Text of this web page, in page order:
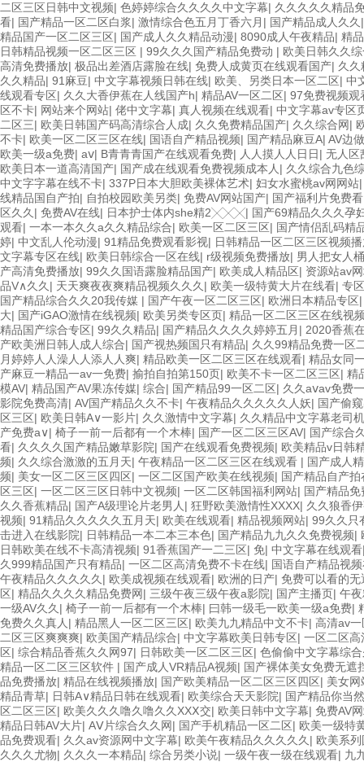
二区三区日韩中文视频| 色婷婷综合久久久久中文字幕| 久久久久久精品
看| 国产精品一区二区白浆| 激情综合色五月丁香六月 | 国产精品成人久久
精品国产一区二区三区| 国产成人久久精品动漫| 8090成人午夜精品| 精
日韩精品视频一区二区三区 | 99久久久国产精品免费动 | 欧美日韩久久
高清免费播放| 极品出差酒店露脸在线| 免费人成黄页在线观看国产| 久久
久久精品| 91麻豆| 中文字幕视频日韩在线| 欧美、另类日本一区二区| 中
线观看专区| 久久大香伊蕉在人线国产h| 精品AV一区二区| 97免费视频观
区不卡| 网站来个网站| 佬中文字幕| 真人视频在线观看| 中文字幕av专区
二区三| 欧美日韩国产码高清综合人成| 久久免费精品国产| 久久综合网|
不卡| 欧美一区二区三区在线| 国语自产精品视频| 国产精品麻豆A| AV边
欧美一级a免费| aⅴ| B青青青国产在线观看免费| 人人摸人人日日| 无人区
欧美日本一道高清国产| 国产成在线观看免费视频成本人 | 久久综合九色
中文字字幕在线不卡| 337P日本大胆欧美裸体艺术| 妇女水蜜桃av网网站
线精品国自产拍| 自拍校园欧美另类| 免费AV网站国产| 国产福利片免费看
区久久 | 免费AV在线| 日本护士体内she精2╳╳╳| 国产69精品久久久孕
观看| 一本一本久久a久久精品综合| 欧美一区二区三区| 国产情侣乱码精
婷| 中文乱人伦动漫| 91精品免费观看影视| 日韩精品一区二区三区视频
文字幕专区在线| 欧美日韩综合一区在线| r级视频免费播放| 男人把女人
产高清免费播放| 99久久国语露脸精品国产| 欧美成人精品区| 资源站av
品V∧久久 | 天天爽夜夜爽精品视频久久久 | 欧美一级特黄大片在线看| 专
国产精品综合久久20我传媒 | 国产午夜一区二区三区| 欧洲日本精品专区
大| 国产iGAO激情在线视频| 欧美另类专区页| 精品一区二区三区在线视
精品国产综合专区| 99久久精品| 国产精品久久久久婷婷五月 | 2020香蕉
产欧美洲日韩人成人综合| 国产视热频国只有精品| 久久99精品免费一区
月婷婷人人澡人人添人人爽| 精品欧美一区二区三区在线观看| 精品女同
产麻豆一精品一av一免费| 揄拍自拍第150页| 欧美不卡一区二区三区| 精
模AV| 精品国产AV果冻传媒| 综合| 国产精品99一区二区| 久久aⅴav免费
影院免费高清| AV国产精品久久不卡| 午夜精品久久久久久人妖| 国产偷
区三区| 欧美日韩A∨一影片| 久久激情中文字幕| 久久精品中文字幕老司机
产免费a∨| 椅子一前一后都有一个木棒| 国产一区二区三区AV| 国产综合
看| 久久久久国产精品嫩草影院| 国产在线观看免费视频| 欧美精品v日韩
频| 久久综合激激的五月天| 午夜精品一区二区三区在线观看 | 国产成人
频| 美女一区二区三区四区| 一区二区国产欧美在线视频| 国产精品自产
区三区| 一区二区三区日韩中文视频| 一区二区韩国福利网站| 国产精品
久久香蕉精品| 国产A级理论片老男人 | 狂野欧美激情性XXXX| 久久狼香
视频| 91精品久久久久久五月天| 欧美在线观看| 精品视频网站| 99久久只
击进入在线影院| 日韩精品一本二本三本色| 国产精品九九久久免费视频|
日韩欧美在线不卡高清视频| 91香蕉国产一二三区| 免| 中文字幕在线观看
久999精品国产只有精品| 一区二区高清免费不卡在线| 国语自产精品视
午夜精品久久久久久 | 欧美成视频在线观看| 欧洲的日产| 免费可以看的无
区| 精品久久久久精品免费网| 三级午夜三级午夜a影院| 国产主播页| 午
一级AV久久 | 椅子一前一后都有一个木棒| 曰韩一级毛一欧美一级a免费|
免费久久真人 | 精品黑人一区二区三区| 欧美九九精品中文不卡| 高清av
二区三区爽爽爽| 欧美国产精品综合| 中文字幕欧美日韩专区| 一区二区高
区| 综合精品香蕉久久网97| 日韩欧美一区二区三区| 色偷偷中文字幕综
精品一区二区三区软件 | 国产成人VR精品A视频| 国产裸体美女免费无遮
品免费播放| 精品在线视频播放| 国产欧美精品一区二区三区四区| 美女网
精品青草| 日韩A∨精品日韩在线观看| 欧美综合天天影院| 国产精品你当
区二区三区| 欧美久久久噜久噜久久XXⅩ交| 欧美日韩中文字幕| 免费AV
精品日韩AV大片| AⅤ片综合久久网| 国产手机精品一区二区| 欧美一级特
品免费观看| 久久av资源网中文字幕| 欧美午夜精品久久久久久 | 欧美系
久久久尤物| 久久久一本精品| 综合另类小说| 一级午夜一级在线观看| 九